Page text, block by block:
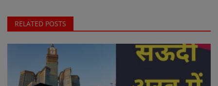
RELATED POSTS